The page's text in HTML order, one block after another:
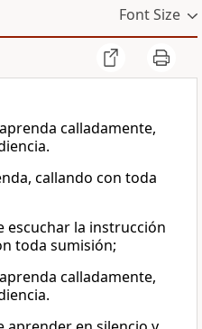
Font Size
calladamente,
callando con toda
escuchar la instrucción
toda sumisión;
calladamente,